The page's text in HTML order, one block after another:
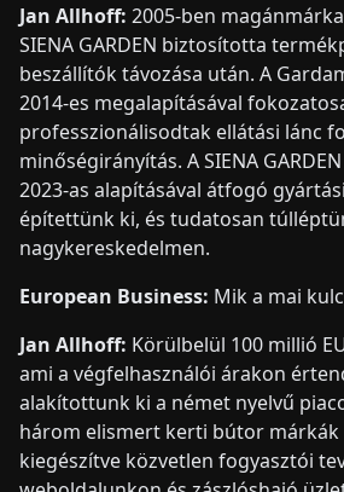
Jan Allhoff: 2005-ben
SIENA GARDEN biztosította
beszállítók távozása után. A
2014-es megalapításával
professzionálisodtak ellátási lánc
minőségirányítás. A SIENA
2023-as alapításával átfogó
építettünk ki, és tudatosan
nagykereskedelmen.
European Business: Mik a mai
Jan Allhoff: Körülbelül 100 millió
ami a végfelhasználói árakon
alakítottunk ki a német nyelvű
három elismert kerti bútor márkák
kiegészítve közvetlen fogyasztói